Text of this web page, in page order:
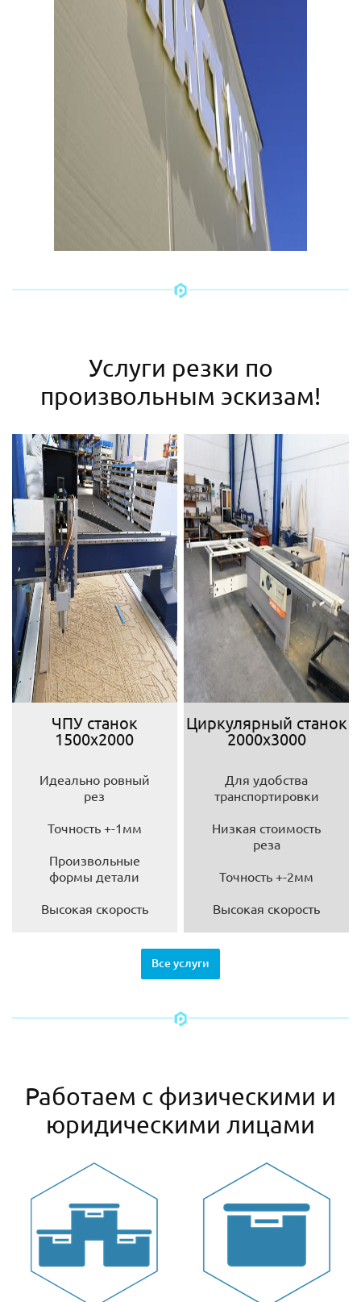
Услуги резки по
произвольным эскизам!
ЧПУ станок
1500х2000
Идеально ровный
рез
Точность +-1мм
Произвольные
формы детали
Высокая скорость
Циркулярный станок
2000х3000
Для удобства
транспортировки
Низкая стоимость
реза
Точность +-2мм
Высокая скорость
Все услуги
Работаем с физическими и
юридическими лицами